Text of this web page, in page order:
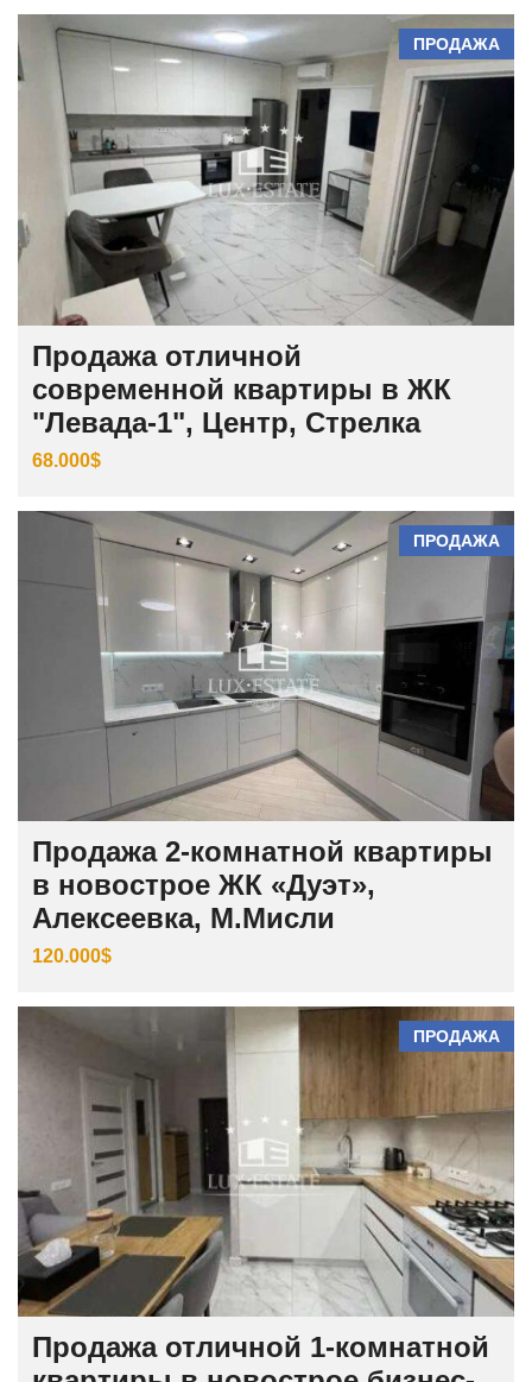
ПРОДАЖА
Продажа отличной
современной квартиры в ЖК
"Левада-1", Центр, Стрелка
68.000$
ПРОДАЖА
Продажа 2-комнатной квартиры
в новострое ЖК «Дуэт»,
Алексеевка, М.Мисли
120.000$
ПРОДАЖА
Продажа отличной 1-комнатной